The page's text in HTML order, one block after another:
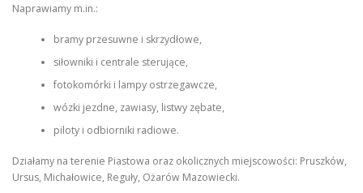
Naprawiamy m.in.:
bramy przesuwne i skrzydłowe,
siłowniki i centrale sterujące,
fotokomórki i lampy ostrzegawcze,
wózki jezdne, zawiasy, listwy zębate,
piloty i odbiorniki radiowe.
Działamy na terenie Piastowa oraz okolicznych miejscowości: Pruszków,
Ursus, Michałowice, Reguły, Ożarów Mazowiecki.